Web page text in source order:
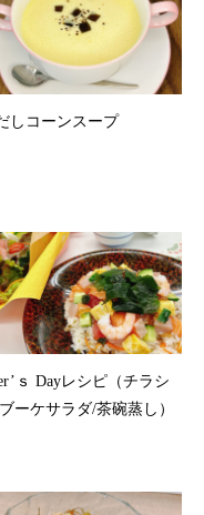
しコーンスープ
ｓ Dayレシピ（チラシ
ーケサラダ/茶碗蒸し）